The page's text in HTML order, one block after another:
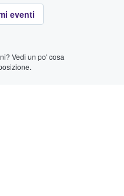
eventi
Vedi un po' cosa